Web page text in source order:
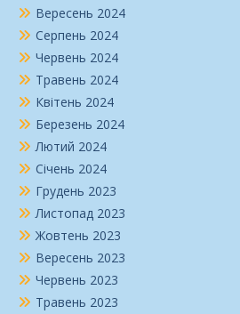
Вересень 2024
Серпень 2024
Червень 2024
Травень 2024
Квітень 2024
Березень 2024
Лютий 2024
Січень 2024
Грудень 2023
Листопад 2023
Жовтень 2023
Вересень 2023
Червень 2023
Травень 2023